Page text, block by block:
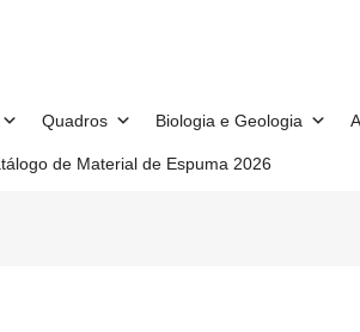
Quadros Biologia e Geologia
de Material de Espuma 2026